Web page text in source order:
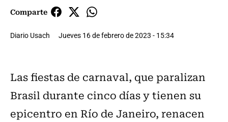
Comparte
Diario Usach Jueves 16 de febrero de 2023 - 15:34
Las fiestas de carnaval, que paralizan
Brasil durante cinco días y tienen su
epicentro en Río de Janeiro, renacen